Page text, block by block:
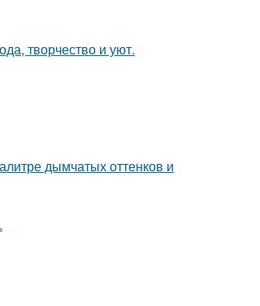
творчество и уют.
дымчатых оттенков и